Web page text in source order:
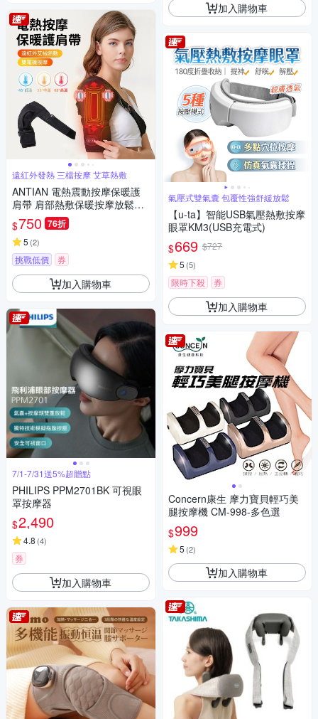
遠紅外發熱 三檔按摩 艾草熱敷
ANTIAN 電熱震動按摩保暖護
肩帶 肩部熱敷保暖按摩放鬆器
手臂按摩機 肩膀運動護具
$750 76折
5 (2)
挑戰低價 券
加入購物車
7/1-7/31送5%超贈點
PHILIPS PPM2701BK 可視眼
罩按摩器
$2,490
4.8 (4)
券
加入購物車
加入購物車
氣壓式雙氣囊 包覆性強舒緩放鬆
【u-ta】智能USB氣壓熱敷按摩
眼罩KM3(USB充電式)
$669 $727
5 (5)
限時下殺 券
加入購物車
Concern康生 摩力寶貝輕巧美
腿按摩機 CM-998-多色選
$999
5 (2)
加入購物車